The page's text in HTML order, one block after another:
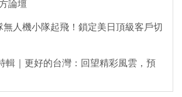
論壇
人機小隊起飛！鎖定美日頂級客戶切
輯｜更好的台灣：回望精彩風雲，預